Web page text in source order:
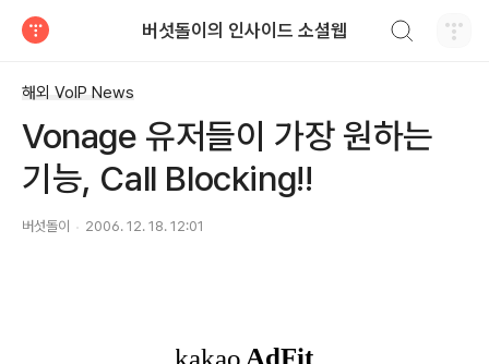
버섯돌이의 인사이드 소셜웹
해외 VoIP News
Vonage 유저들이 가장 원하는
기능, Call Blocking!!
버섯돌이 2006. 12. 18. 12:01